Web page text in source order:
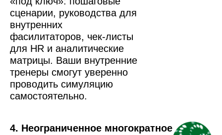
сценарии, руководства для
внутренних
фасилитаторов, чек-листы
для HR и аналитические
матрицы. Ваши внутренние
тренеры смогут уверенно
проводить симуляцию
самостоятельно.
4. Неограниченное многократное